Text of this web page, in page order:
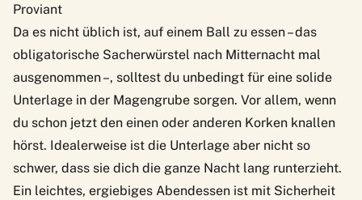
Proviant
Da es nicht üblich ist, auf einem Ball zu essen – das
obligatorische Sacherwürstel nach Mitternacht mal
ausgenommen –, solltest du unbedingt für eine solide
Unterlage in der Magengrube sorgen. Vor allem, wenn
du schon jetzt den einen oder anderen Korken knallen
hörst. Idealerweise ist die Unterlage aber nicht so
schwer, dass sie dich die ganze Nacht lang runterzieht.
Ein leichtes, ergiebiges Abendessen ist mit Sicherheit